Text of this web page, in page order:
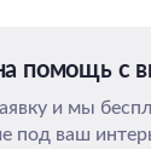
помощь с
и мы
под ваш